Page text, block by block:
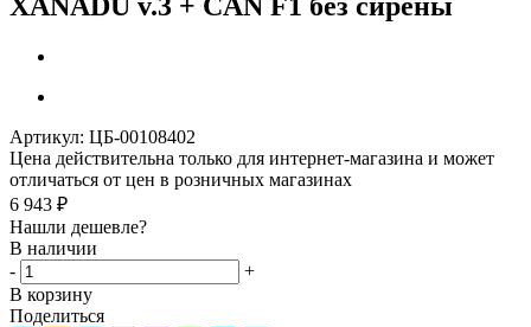
Артикул: ЦБ-00108402
Цена действительна только для интернет-магазина и может
отличаться от цен в розничных магазинах
6 943 ₽
Нашли дешевле?
В наличии
-
+
В корзину
Поделиться